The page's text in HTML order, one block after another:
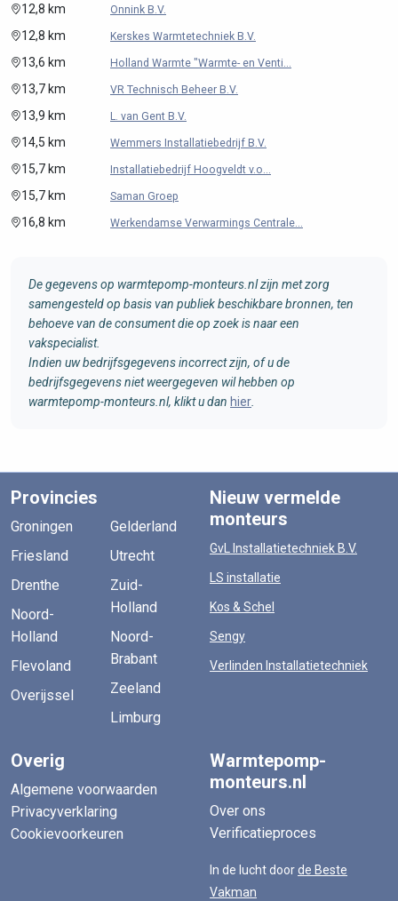
12,8 km Onnink B.V.
12,8 km Kerskes Warmtetechniek B.V.
13,6 km Holland Warmte "Warmte- en Venti...
13,7 km VR Technisch Beheer B.V.
13,9 km L. van Gent B.V.
14,5 km Wemmers Installatiebedrijf B.V.
15,7 km Installatiebedrijf Hoogveldt v.o...
15,7 km Saman Groep
16,8 km Werkendamse Verwarmings Centrale...
De gegevens op warmtepomp-monteurs.nl zijn met zorg
samengesteld op basis van publiek beschikbare bronnen, ten
behoeve van de consument die op zoek is naar een
vakspecialist.
Indien uw bedrijfsgegevens incorrect zijn, of u de
bedrijfsgegevens niet weergegeven wil hebben op
warmtepomp-monteurs.nl, klikt u dan hier
Provincies
Groningen
Friesland
Drenthe
Noord-
Holland
Flevoland
Overijssel
Gelderland
Utrecht
Zuid-
Holland
Noord-
Brabant
Zeeland
Limburg
Nieuw vermelde
monteurs
GvL Installatietechniek B.V.
LS installatie
Kos & Schel
Sengy
Verlinden Installatietechniek
Overig
Algemene voorwaarden
Privacyverklaring
Cookievoorkeuren
Warmtepomp-
monteurs.nl
Over ons
Verificatieproces
In de lucht doorde Beste
Vakman